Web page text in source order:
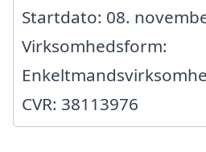
Startdato: 08.
Virksomhedsform:
CVR: 38113976